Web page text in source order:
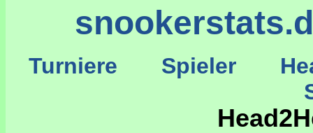
Turniere Spieler